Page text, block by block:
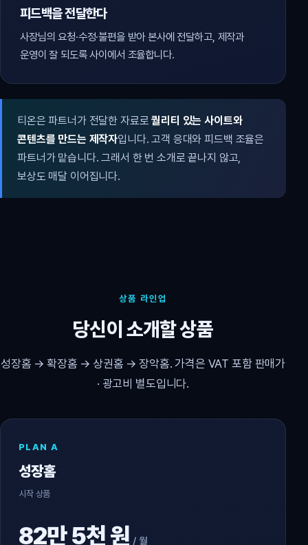
피드백을 전달한다
사장님의 요청·수정·불편을 받아 본사에 전달하고, 제작과
운영이 잘 되도록 사이에서 조율합니다.
티온은 파트너가 전달한 자료로퀄리티 있는 사이트와
콘텐츠를 만드는 제작자입니다. 고객 응대와 피드백 조율은
파트너가 맡습니다. 그래서 한 번 소개로 끝나지 않고,
보상도 매달 이어집니다.
상품 라인업
당신이 소개할 상품
성장홈 → 확장홈 → 상권홈 → 장악홈. 가격은 VAT 포함 판매가
· 광고비 별도입니다.
PLAN A
성장홈
시작 상품
82만 5천 원 / 월